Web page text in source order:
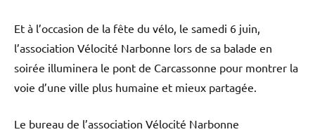
Et à l’occasion de la fête du vélo, le samedi 6 juin,
l’association Vélocité Narbonne lors de sa balade en
soirée illuminera le pont de Carcassonne pour montrer la
voie d’une ville plus humaine et mieux partagée.
Le bureau de l’association Vélocité Narbonne